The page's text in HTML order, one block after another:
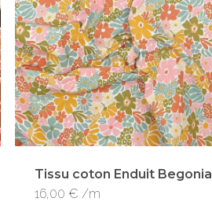
Tissu coton Enduit Begonia
16,00 € /m